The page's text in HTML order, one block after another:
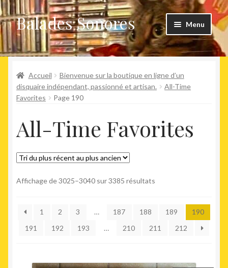
Aller
à
la
navigation
Aller
au
contenu
Balades Sonores Menu
Boutique
Nouveaux arrivages
Précommandes
Agenda
Accueil
Bienvenue sur la boutique en ligne d’un
disquaire indépendant, passionné et artisan.
All-Time
Favorites
Page 190
All-Time Favorites
Affichage de 3025–3040 sur 3385 résultats
récent
au
1 2 3 … 187 188 189
190
191
192 193 … 210 211 212